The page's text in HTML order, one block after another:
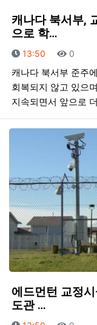
캐나다 북서부,
으로 학…
등록일
13:50 조회
0
캐나다 북서부 준주
회복되지 않고 있으
지속되면서 앞으로
에드먼턴 교정
도관 …